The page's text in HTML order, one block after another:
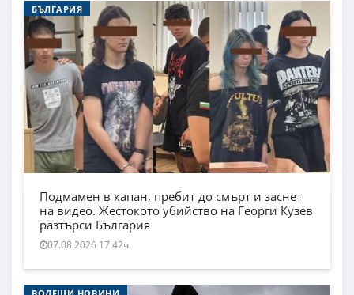
БЪЛГАРИЯ
Подмамен в капан, пребит до смърт и заснет
на видео. Жестокото убийство на Георги Кузев
разтърси България
07.08.2026 17:42ч.